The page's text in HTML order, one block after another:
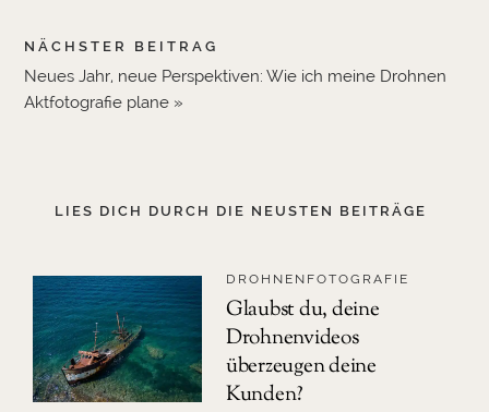
NÄCHSTER BEITRAG
Neues Jahr, neue Perspektiven: Wie ich meine Drohnen
Aktfotografie plane »
LIES DICH DURCH DIE NEUSTEN BEITRÄGE
Glaubst du, deine
Drohnenvideos
überzeugen deine
Kunden?
DROHNENFOTOGRAFIE